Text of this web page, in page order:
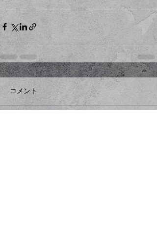
コメント